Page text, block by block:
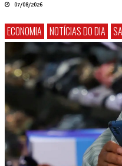
07/08/2026
ECONOMIA NOTÍCIAS DO DIA